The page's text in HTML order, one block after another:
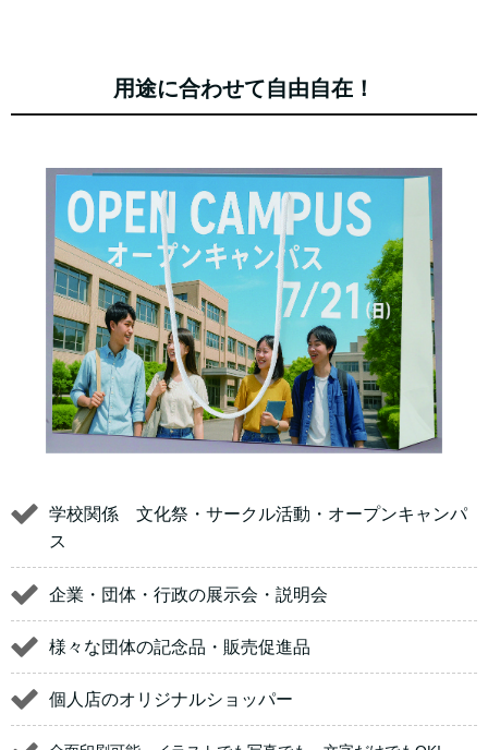
用途に合わせて自由自在！
学校関係 文化祭・サークル活動・オープンキャンパ
ス
企業・団体・行政の展示会・説明会
様々な団体の記念品・販売促進品
個人店のオリジナルショッパー